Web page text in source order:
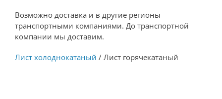
Возможно доставка и в другие регионы
транспортными компаниями. До транспортной
компании мы доставим.
Лист холоднокатаный / Лист горячекатаный